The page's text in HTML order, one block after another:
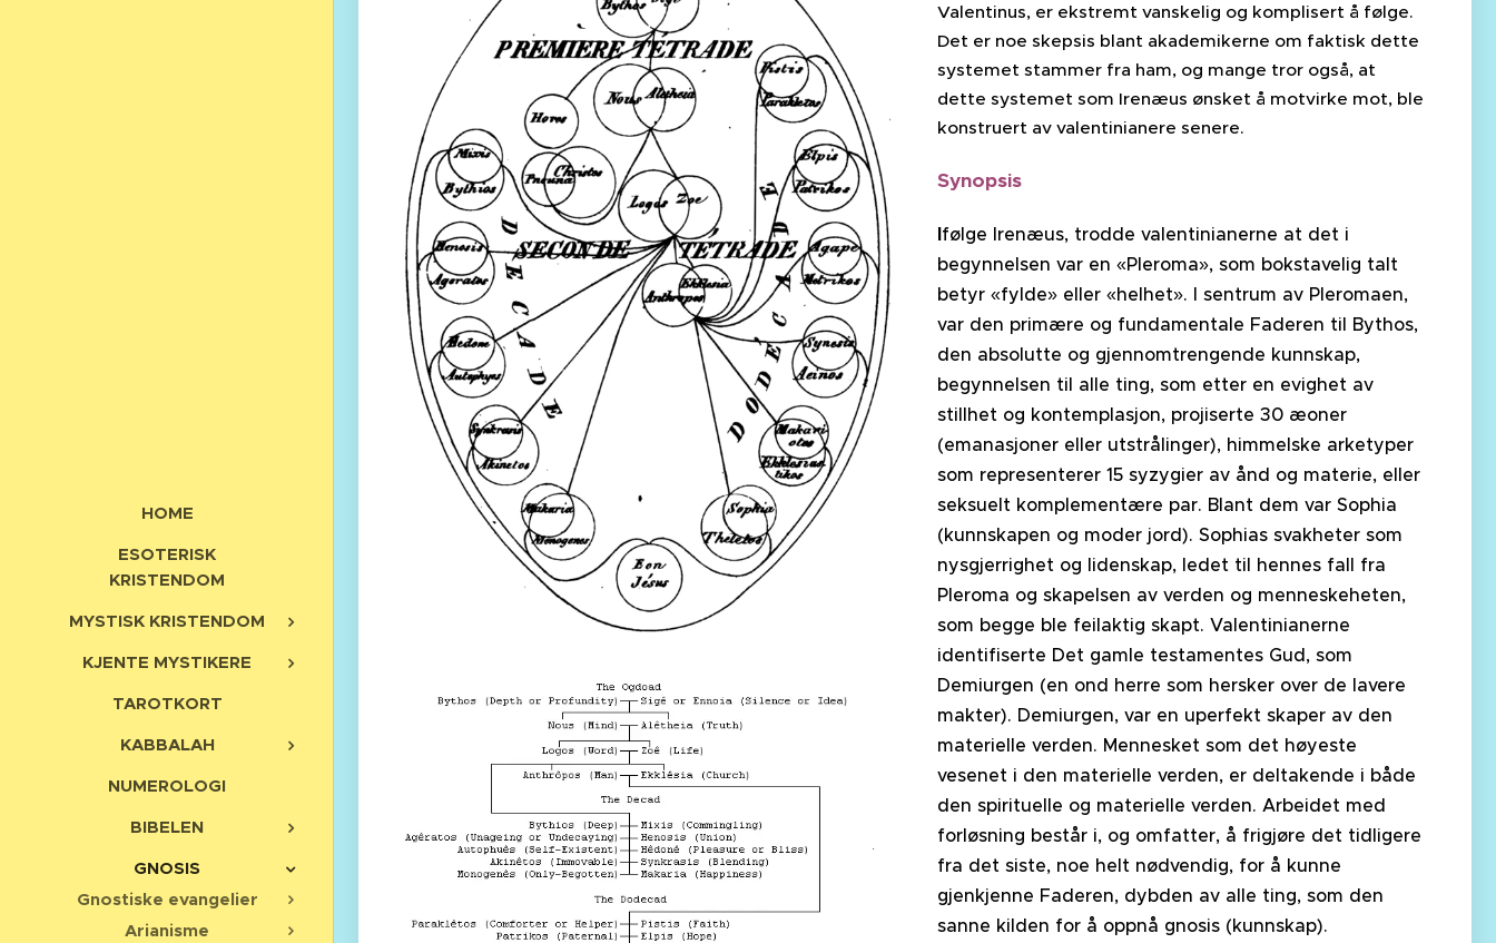
HOME
ESOTERISK
KRISTENDOM
MYSTISK KRISTENDOM
KJENTE MYSTIKERE
TAROTKORT
KABBALAH
NUMEROLOGI
BIBELEN
GNOSIS
Gnostiske evangelier
Arianisme
Valentinus, er ekstremt vanskelig og komplisert å følge.
Det er noe skepsis blant akademikerne om faktisk dette
systemet stammer fra ham, og mange tror også, at
dette systemet som Irenæus ønsket å motvirke mot, ble
konstruert av valentinianere senere.
Synopsis
Ifølge Irenæus, trodde valentinianerne at det i
begynnelsen var en «Pleroma», som bokstavelig talt
betyr «fylde» eller «helhet». I sentrum av Pleromaen,
var den primære og fundamentale Faderen til Bythos,
den absolutte og gjennomtrengende kunnskap,
begynnelsen til alle ting, som etter en evighet av
stillhet og kontemplasjon, projiserte 30 æoner
(emanasjoner eller utstrålinger), himmelske arketyper
som representerer 15 syzygier av ånd og materie, eller
seksuelt komplementære par. Blant dem var Sophia
(kunnskapen og moder jord). Sophias svakheter som
nysgjerrighet og lidenskap, ledet til hennes fall fra
Pleroma og skapelsen av verden og menneskeheten,
som begge ble feilaktig skapt. Valentinianerne
identifiserte Det gamle testamentes Gud, som
Demiurgen (en ond herre som hersker over de lavere
makter). Demiurgen, var en uperfekt skaper av den
materielle verden. Mennesket som det høyeste
vesenet i den materielle verden, er deltakende i både
den spirituelle og materielle verden. Arbeidet med
forløsning består i, og omfatter, å frigjøre det tidligere
fra det siste, noe helt nødvendig, for å kunne
gjenkjenne Faderen, dybden av alle ting, som den
sanne kilden for å oppnå gnosis (kunnskap).